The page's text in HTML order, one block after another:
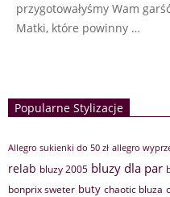
przygotowałyśmy Wam
Matki, które powinny …
Popularne Stylizacje
Allegro sukienki do 50 zł allegro
relab bluzy 2005 bluzy dla par
bonprix sweter buty chaotic bluza